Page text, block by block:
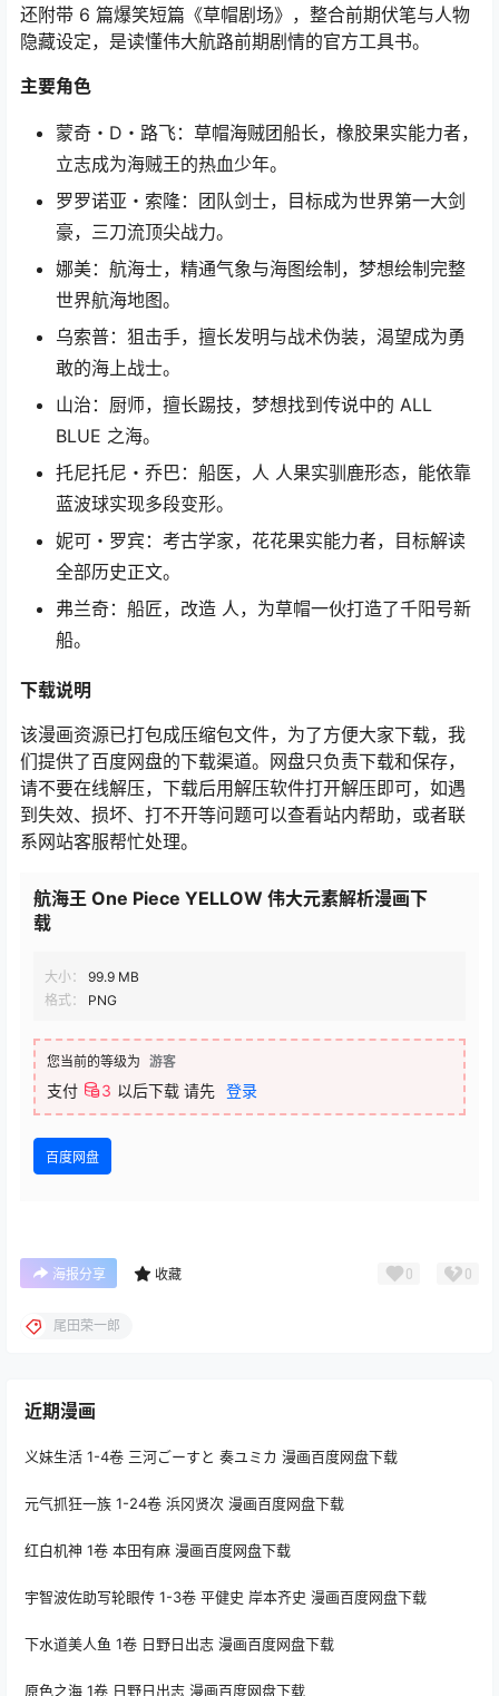
还附带 6 篇爆笑短篇《草帽剧场》，整合前期伏笔与人物
隐藏设定，是读懂伟大航路前期剧情的官方工具书。
主要角色
蒙奇・D・路飞：草帽海贼团船长，橡胶果实能力者，
立志成为海贼王的热血少年。
罗罗诺亚・索隆：团队剑士，目标成为世界第一大剑
豪，三刀流顶尖战力。
娜美：航海士，精通气象与海图绘制，梦想绘制完整
世界航海地图。
乌索普：狙击手，擅长发明与战术伪装，渴望成为勇
敢的海上战士。
山治：厨师，擅长踢技，梦想找到传说中的 ALL
BLUE 之海。
托尼托尼・乔巴：船医，人 人果实驯鹿形态，能依靠
蓝波球实现多段变形。
妮可・罗宾：考古学家，花花果实能力者，目标解读
全部历史正文。
弗兰奇：船匠，改造 人，为草帽一伙打造了千阳号新
船。
下载说明
该漫画资源已打包成压缩包文件，为了方便大家下载，我
们提供了百度网盘的下载渠道。网盘只负责下载和保存，
请不要在线解压，下载后用解压软件打开解压即可，如遇
到失效、损坏、打不开等问题可以查看站内帮助，或者联
系网站客服帮忙处理。
航海王 One Piece YELLOW 伟大元素解析漫画下
载
大小：
99.9 MB
格式：
PNG
您当前的等级为 游客
支付 3 以后下载 请先 登录
百度网盘
海报分享 收藏 0 0
尾田荣一郎
近期漫画
义妹生活 1-4卷 三河ごーすと 奏ユミカ 漫画百度网盘下载
元气抓狂一族 1-24卷 浜冈贤次 漫画百度网盘下载
红白机神 1卷 本田有麻 漫画百度网盘下载
宇智波佐助写轮眼传 1-3卷 平健史 岸本齐史 漫画百度网盘下载
下水道美人鱼 1卷 日野日出志 漫画百度网盘下载
原色之海 1卷 日野日出志 漫画百度网盘下载